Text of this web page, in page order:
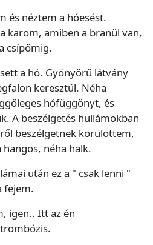
és néztem a hóesést.
karom, amiben a branül van,
csípőmig.
a hó. Gyönyörű látvány
keresztül. Néha
hófüggönyt, és
A beszélgetés hullámokban
beszélgetnek körülöttem,
néha halk.
után ez a " csak lenni "
fejem.
igen.. Itt az én